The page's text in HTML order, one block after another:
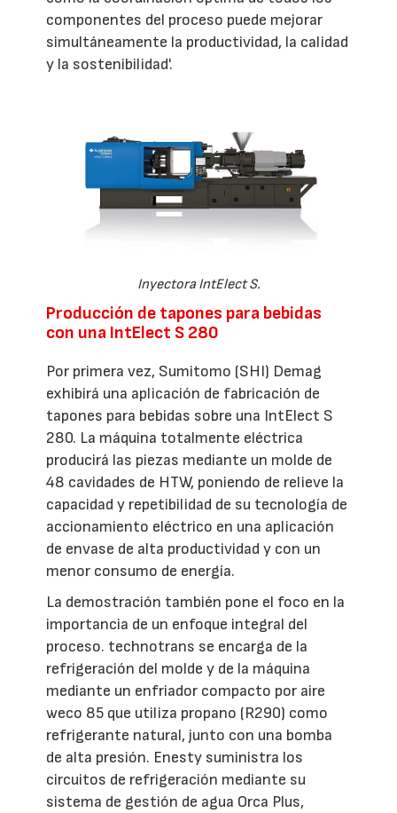
componentes del proceso puede mejorar
simultáneamente la productividad, la calidad
y la sostenibilidad'.
Inyectora IntElect S.
Producción de tapones para bebidas
con una IntElect S 280
Por primera vez, Sumitomo (SHI) Demag
exhibirá una aplicación de fabricación de
tapones para bebidas sobre una IntElect S
280. La máquina totalmente eléctrica
producirá las piezas mediante un molde de
48 cavidades de HTW, poniendo de relieve la
capacidad y repetibilidad de su tecnología de
accionamiento eléctrico en una aplicación
de envase de alta productividad y con un
menor consumo de energía.
La demostración también pone el foco en la
importancia de un enfoque integral del
proceso. technotrans se encarga de la
refrigeración del molde y de la máquina
mediante un enfriador compacto por aire
weco 85 que utiliza propano (R290) como
refrigerante natural, junto con una bomba
de alta presión. Enesty suministra los
circuitos de refrigeración mediante su
sistema de gestión de agua Orca Plus,